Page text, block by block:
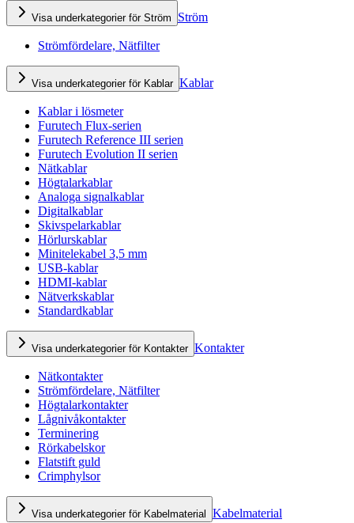
Visa underkategorier för Ström Ström
Strömfördelare, Nätfilter
Visa underkategorier för Kablar Kablar
Kablar i lösmeter
Furutech Flux-serien
Furutech Reference III serien
Furutech Evolution II serien
Nätkablar
Högtalarkablar
Analoga signalkablar
Digitalkablar
Skivspelarkablar
Hörlurskablar
Minitelekabel 3,5 mm
USB-kablar
HDMI-kablar
Nätverkskablar
Standardkablar
Visa underkategorier för Kontakter Kontakter
Nätkontakter
Strömfördelare, Nätfilter
Högtalarkontakter
Lågnivåkontakter
Terminering
Rörkabelskor
Flatstift guld
Crimphylsor
Visa underkategorier för Kabelmaterial Kabelmaterial